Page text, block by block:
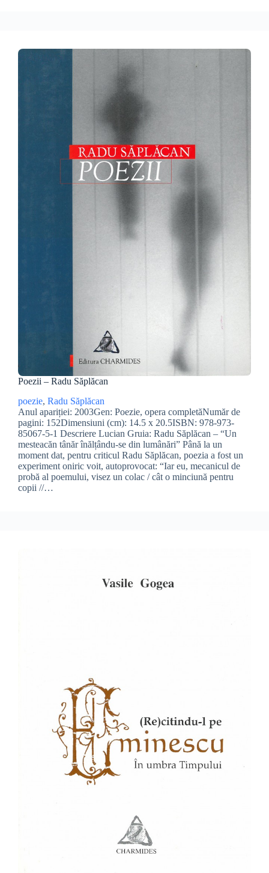
Poezii – Radu Săplăcan
poezie, Radu Săplăcan
Anul apariției: 2003Gen: Poezie, opera completăNumăr de
pagini: 152Dimensiuni (cm): 14.5 x 20.5ISBN: 978-973-
85067-5-1 Descriere Lucian Gruia: Radu Săplăcan – “Un
mesteacăn tânăr înălțându-se din lumânări” Până la un
moment dat, pentru criticul Radu Săplăcan, poezia a fost un
experiment oniric voit, autoprovocat: “Iar eu, mecanicul de
probă al poemului, visez un colac / cât o minciună pentru
copii //…